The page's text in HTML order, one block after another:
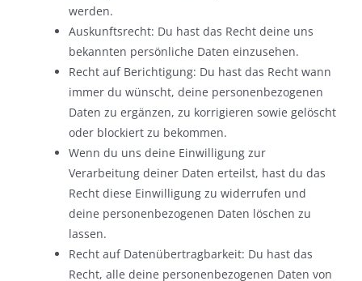
werden.
Auskunftsrecht: Du hast das Recht deine uns
bekannten persönliche Daten einzusehen.
Recht auf Berichtigung: Du hast das Recht wann
immer du wünscht, deine personenbezogenen
Daten zu ergänzen, zu korrigieren sowie gelöscht
oder blockiert zu bekommen.
Wenn du uns deine Einwilligung zur
Verarbeitung deiner Daten erteilst, hast du das
Recht diese Einwilligung zu widerrufen und
deine personenbezogenen Daten löschen zu
lassen.
Recht auf Datenübertragbarkeit: Du hast das
Recht, alle deine personenbezogenen Daten von